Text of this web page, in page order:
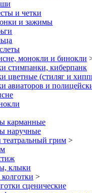
и четки
и зажимы
монокли и бинокли
стимпанки, киберпанк
цветные (стиляг и
авиаторов и
карманные
наручные
грим >
клыки
>
сценические